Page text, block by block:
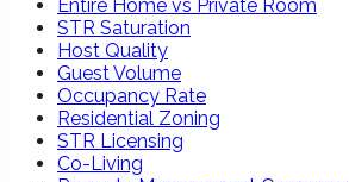
Entire Home vs Private Room
STR Saturation
Host Quality
Guest Volume
Occupancy Rate
Residential Zoning
STR Licensing
Co-Living